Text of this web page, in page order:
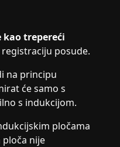
kao trepereći
posude.
na principu
će samo s
s indukcijom.
pločama
ploča nije